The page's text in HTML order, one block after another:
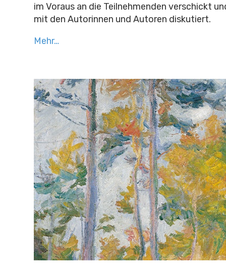
im Voraus an die Teilnehmenden verschickt
mit den Autorinnen und Autoren diskutiert.
Mehr…